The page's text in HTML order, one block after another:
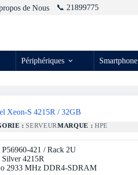
de Nous 📞 21899775
Périphériques Smartphone
Xeon-S 4215R / 32GB
: SERVEURMARQUE : HPE
421 / Rack 2U
Silver 4215R
2933 MHz DDR4-SDRAM